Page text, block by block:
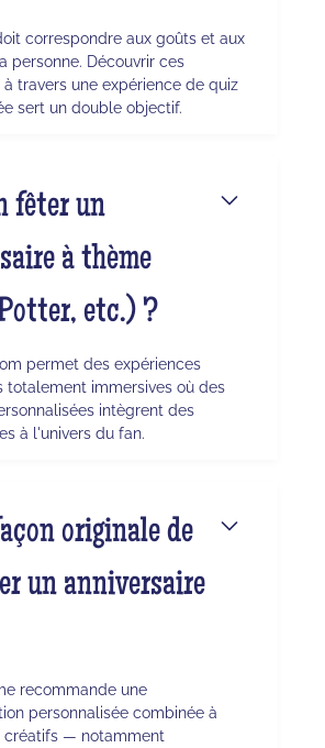
correspondre aux goûts et aux
personne. Découvrir ces
travers une expérience de quiz
sert un double objectif.
fêter un
à thème
etc.) ?
permet des expériences
totalement immersives où des
intègrent des
à l'univers du fan.
originale de
un anniversaire
recommande une
personnalisée combinée à
créatifs — notamment